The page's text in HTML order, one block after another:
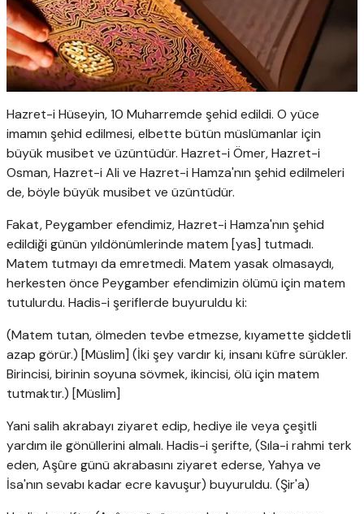
Hazret-i Hüseyin, 10 Muharremde şehid edildi. O yüce
imamın şehid edilmesi, elbette bütün müslümanlar için
büyük musibet ve üzüntüdür. Hazret-i Ömer, Hazret-i
Osman, Hazret-i Ali ve Hazret-i Hamza'nın şehid edilmeleri
de, böyle büyük musibet ve üzüntüdür.
Fakat, Peygamber efendimiz, Hazret-i Hamza'nın şehid
edildiği günün yıldönümlerinde matem [yas] tutmadı.
Matem tutmayı da emretmedi. Matem yasak olmasaydı,
herkesten önce Peygamber efendimizin ölümü için matem
tutulurdu. Hadis-i şeriflerde buyuruldu ki:
(Matem tutan, ölmeden tevbe etmezse, kıyamette şiddetli
azap görür.) [Müslim] (İki şey vardır ki, insanı küfre sürükler.
Birincisi, birinin soyuna sövmek, ikincisi, ölü için matem
tutmaktır.) [Müslim]
Yani salih akrabayı ziyaret edip, hediye ile veya çeşitli
yardım ile gönüllerini almalı. Hadis-i şerifte, (Sıla-i rahmi terk
eden, Aşûre günü akrabasını ziyaret ederse, Yahya ve
İsa'nın sevabı kadar ecre kavuşur) buyuruldu. (Şir'a)